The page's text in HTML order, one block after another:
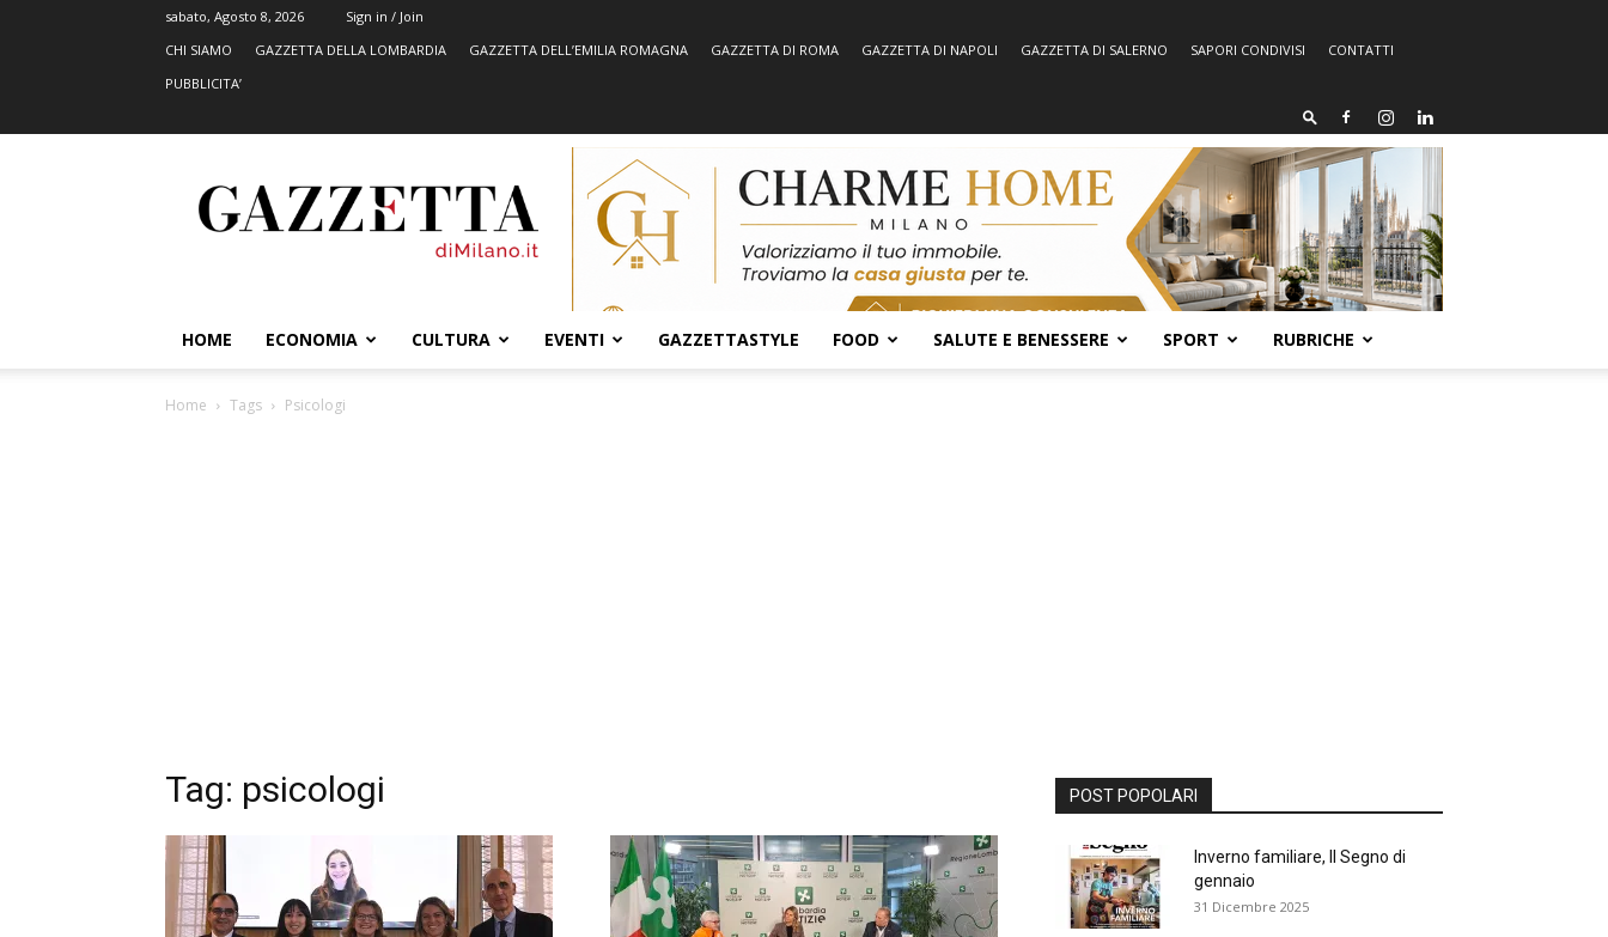
sabato, Agosto 8, 2026
Sign in / Join
CHI SIAMO
GAZZETTA DELLA LOMBARDIA GAZZETTA DELL’EMILIA ROMAGNA GAZZETTA DI ROMA GAZZETTA DI NAPOLI GAZZETTA DI SALERNO SAPORI CONDIVISI
CONTATTI
PUBBLICITA’
HOME ECONOMIA CULTURA EVENTI GAZZETTASTYLE FOOD SALUTE E BENESSERE SPORT RUBRICHE
Home Tags Psicologi
Tag: psicologi POST POPOLARI
Inverno familiare, Il Segno di
gennaio
31 Dicembre 2025